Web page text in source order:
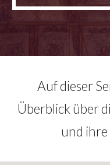
Auf dieser
Überblick über
und